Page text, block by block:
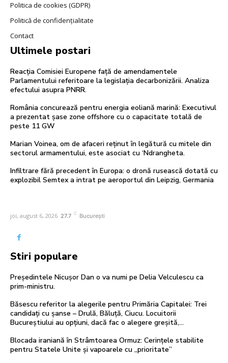
Politica de cookies (GDPR)
Politică de confidențialitate
Contact
Ultimele postari
Reacția Comisiei Europene față de amendamentele
Parlamentului referitoare la legislația decarbonizării. Analiza
efectului asupra PNRR.
România concurează pentru energia eoliană marină: Executivul
a prezentat șase zone offshore cu o capacitate totală de
peste 11 GW
Marian Voinea, om de afaceri reținut în legătură cu mitele din
sectorul armamentului, este asociat cu ‘Ndrangheta.
Infiltrare fără precedent în Europa: o dronă rusească dotată cu
explozibil Semtex a intrat pe aeroportul din Leipzig, Germania
joi, august 6, 2026 27.7 C București
Stiri populare
Președintele Nicușor Dan o va numi pe Delia Velculescu ca
prim-ministru.
Băsescu referitor la alegerile pentru Primăria Capitalei: Trei
candidați cu șanse – Drulă, Băluță, Ciucu. Locuitorii
Bucureștiului au opțiuni, dacă fac o alegere greșită,...
Blocada iraniană în Strâmtoarea Ormuz: Cerințele stabilite
pentru Statele Unite și vapoarele cu „prioritate”